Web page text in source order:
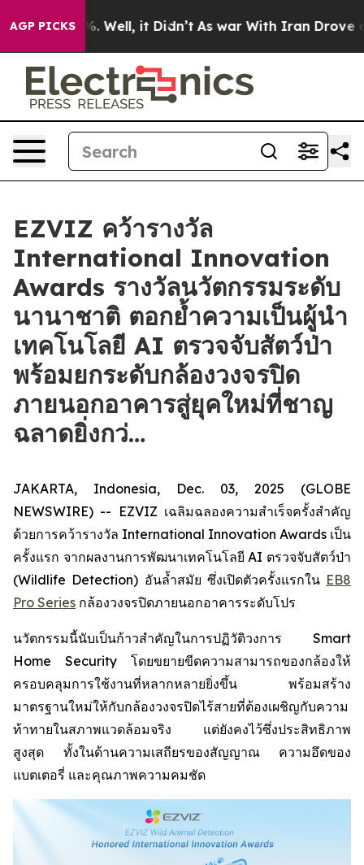
AGP PICKS
40%. Well, it Didn’t As war With Iran Drove oil
EZVIZ คว้ารางวัล
International Innovation
Awards รางวัลนวัตกรรมระดับ
นานาชาติ ตอกย้ำความเป็นผู้นำ
เทคโนโลยี AI ตรวจจับสัตว์ป่า
พร้อมยกระดับกล้องวงจรปิด
ภายนอกอาคารสู่ยุคใหม่ที่ชาญ
ฉลาดยิ่งกว่…
JAKARTA, Indonesia, Dec. 03, 2025 (GLOBE
NEWSWIRE) -- EZVIZ เฉลิมฉลองความสำเร็จครั้งสำคัญ
ด้วยการคว้ารางวัล International Innovation Awards เป็น
ครั้งแรก จากผลงานการพัฒนาเทคโนโลยี AI ตรวจจับสัตว์ป่า
(Wildlife Detection) อันล้ำสมัย ซึ่งเปิดตัวครั้งแรกใน EB8
Pro Series กล้องวงจรปิดภายนอกอาคารระดับโปร
นวัตกรรมนี้นับเป็นก้าวสำคัญในการปฏิวัติวงการ Smart
Home Security โดยขยายขีดความสามารถของกล้องให้
ครอบคลุมการใช้งานที่หลากหลายยิ่งขึ้น พร้อมสร้าง
มาตรฐานใหม่ให้กับกล้องวงจรปิดไร้สายที่ต้องเผชิญกับความ
ท้าทายในสภาพแวดล้อมจริง แต่ยังคงไว้ซึ่งประสิทธิภาพ
สูงสุด ทั้งในด้านความเสถียรของสัญญาณ ความอึดของ
แบตเตอรี่ และคุณภาพความคมชัด